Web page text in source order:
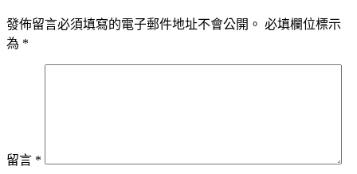
發佈留言必須填寫的電子郵件地址不會公開。 必填欄位標示
為 *
留言 *